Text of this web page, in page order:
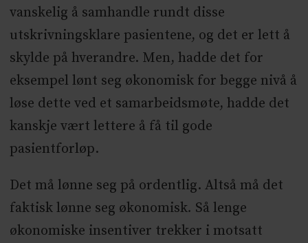
vanskelig å samhandle rundt disse
utskrivningsklare pasientene, og det er lett å
skylde på hverandre. Men, hadde det for
eksempel lønt seg økonomisk for begge nivå å
løse dette ved et samarbeidsmøte, hadde det
kanskje vært lettere å få til gode
pasientforløp.
Det må lønne seg på ordentlig. Altså må det
faktisk lønne seg økonomisk. Så lenge
økonomiske insentiver trekker i motsatt